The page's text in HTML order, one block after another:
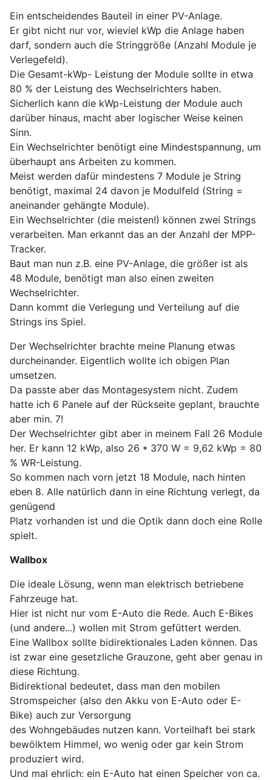
Ein entscheidendes Bauteil in einer PV-Anlage.
Er gibt nicht nur vor, wieviel kWp die Anlage haben
darf, sondern auch die Stringgröße (Anzahl Module je
Verlegefeld).
Die Gesamt-kWp- Leistung der Module sollte in etwa
80 % der Leistung des Wechselrichters haben.
Sicherlich kann die kWp-Leistung der Module auch
darüber hinaus, macht aber logischer Weise keinen
Sinn.
Ein Wechselrichter benötigt eine Mindestspannung, um
überhaupt ans Arbeiten zu kommen.
Meist werden dafür mindestens 7 Module je String
benötigt, maximal 24 davon je Modulfeld (String =
aneinander gehängte Module).
Ein Wechselrichter (die meisten!) können zwei Strings
verarbeiten. Man erkannt das an der Anzahl der MPP-
Tracker.
Baut man nun z.B. eine PV-Anlage, die größer ist als
48 Module, benötigt man also einen zweiten
Wechselrichter.
Dann kommt die Verlegung und Verteilung auf die
Strings ins Spiel.
Der Wechselrichter brachte meine Planung etwas
durcheinander. Eigentlich wollte ich obigen Plan
umsetzen.
Da passte aber das Montagesystem nicht. Zudem
hatte ich 6 Panele auf der Rückseite geplant, brauchte
aber min. 7!
Der Wechselrichter gibt aber in meinem Fall 26 Module
her. Er kann 12 kWp, also 26 * 370 W = 9,62 kWp = 80
% WR-Leistung.
So kommen nach vorn jetzt 18 Module, nach hinten
eben 8. Alle natürlich dann in eine Richtung verlegt, da
genügend
Platz vorhanden ist und die Optik dann doch eine Rolle
spielt.
Wallbox
Die ideale Lösung, wenn man elektrisch betriebene
Fahrzeuge hat.
Hier ist nicht nur vom E-Auto die Rede. Auch E-Bikes
(und andere...) wollen mit Strom gefüttert werden.
Eine Wallbox sollte bidirektionales Laden können. Das
ist zwar eine gesetzliche Grauzone, geht aber genau in
diese Richtung.
Bidirektional bedeutet, dass man den mobilen
Stromspeicher (also den Akku von E-Auto oder E-
Bike) auch zur Versorgung
des Wohngebäudes nutzen kann. Vorteilhaft bei stark
bewölktem Himmel, wo wenig oder gar kein Strom
produziert wird.
Und mal ehrlich: ein E-Auto hat einen Speicher von ca.